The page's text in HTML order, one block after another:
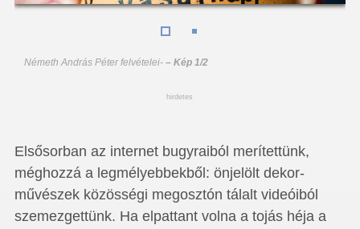
Németh András Péter felvételei-– Kép 1/2
hirdetes
Elsősorban az internet bugyraiból merítettünk,
méghozzá a legmélyebbekből: önjelölt de­­kor­
művészek közösségi megosztón tálalt videóiból
szemezgettünk. Ha elpattant volna a tojás héja a